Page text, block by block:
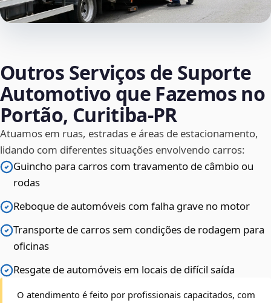
Outros Serviços de Suporte
Automotivo que Fazemos no
Portão, Curitiba‑PR
Atuamos em ruas, estradas e áreas de estacionamento,
lidando com diferentes situações envolvendo carros:
Guincho para carros com travamento de câmbio ou
rodas
Reboque de automóveis com falha grave no motor
Transporte de carros sem condições de rodagem para
oficinas
Resgate de automóveis em locais de difícil saída
O atendimento é feito por profissionais capacitados, com